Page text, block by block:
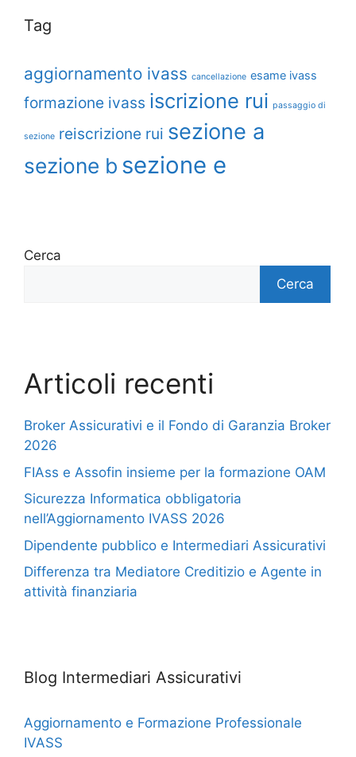
Tag
aggiornamento ivass cancellazione esame ivass
formazione ivass iscrizione rui passaggio di
sezione reiscrizione rui sezione a
sezione b sezione e
Cerca
Cerca
Articoli recenti
Broker Assicurativi e il Fondo di Garanzia Broker
2026
FIAss e Assofin insieme per la formazione OAM
Sicurezza Informatica obbligatoria
nell’Aggiornamento IVASS 2026
Dipendente pubblico e Intermediari Assicurativi
Differenza tra Mediatore Creditizio e Agente in
attività finanziaria
Blog Intermediari Assicurativi
Aggiornamento e Formazione Professionale
IVASS